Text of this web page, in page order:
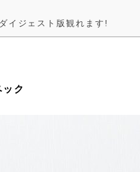
イジェスト版観れます!
ク